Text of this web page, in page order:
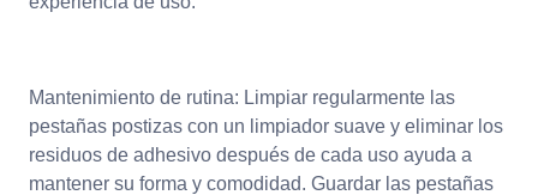
Mantenimiento de rutina: Limpiar regularmente las
pestañas postizas con un limpiador suave y eliminar los
residuos de adhesivo después de cada uso ayuda a
mantener su forma y comodidad. Guardar las pestañas